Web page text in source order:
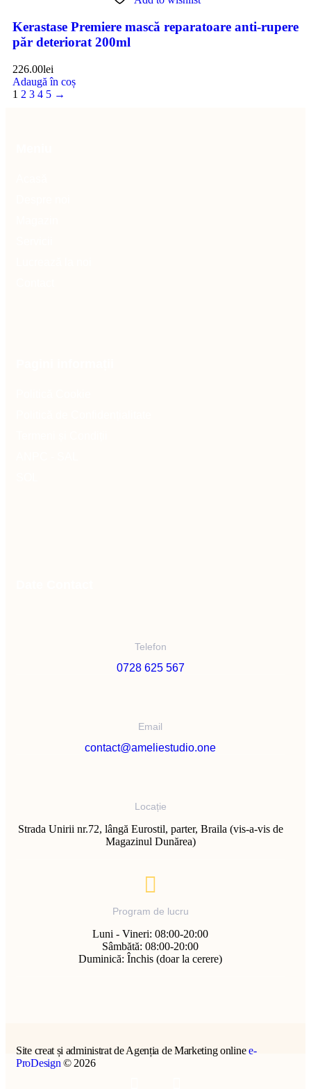
Kerastase Premiere mască reparatoare anti-rupere
păr deteriorat 200ml
226.00lei
Adaugă în coș
1 2 3 4 5 →
Telefon
0728 625 567
Email
contact@ameliestudio.one
Locație
Strada Unirii nr.72, lângă Eurostil, parter, Braila (vis-a-vis de
Magazinul Dunărea)
Program de lucru
Luni - Vineri: 08:00-20:00
Sâmbătă: 08:00-20:00
Duminică: Închis (doar la cerere)
Site creat și administrat de Agenția de Marketing onlinee-
ProDesign© 2026